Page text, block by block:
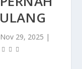
Nov 29, 2025 |